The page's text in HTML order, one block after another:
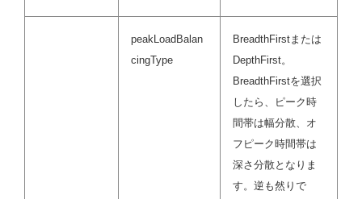
peakLoadBalan
cingType
BreadthFirstまたは
DepthFirst。
BreadthFirstを選択
したら、ピーク時
間帯は幅分散、オ
フピーク時間帯は
深さ分散となりま
す。逆も然りで